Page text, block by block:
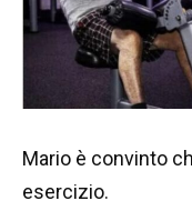
Mario è convinto
esercizio.